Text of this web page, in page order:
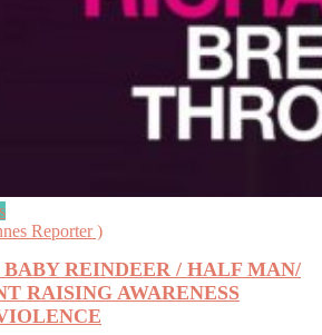
Reporter )
REINDEER / HALF MAN/
RAISING AWARENESS